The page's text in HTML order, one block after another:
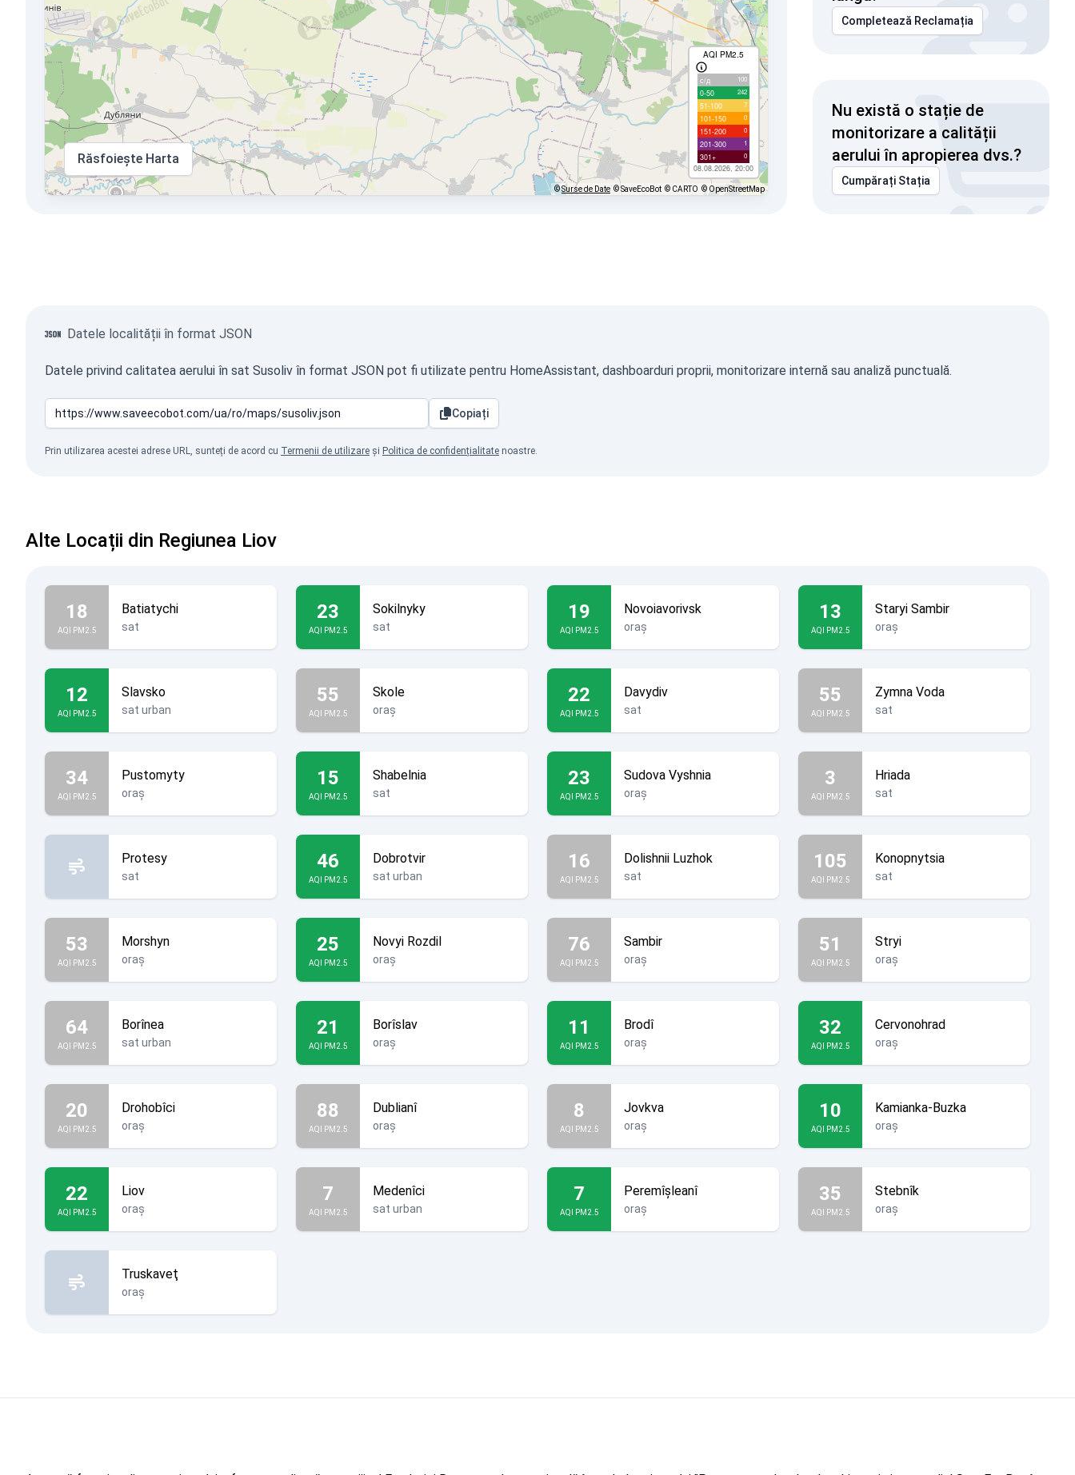
AQI PM2.5
с/д 100
0-50 242
51-100 7
101-150 0
151-200 0
201-300 1
301+ 0
08.08.2026, 20:00
Răsfoiește Harta
©Surse de Date © SaveEcoBot © CARTO © OpenStreetMap
Completează Reclamația
Nu există o stație de
monitorizare a calității
aerului în apropierea dvs.?
Cumpărați Stația
Datele localității în format JSON
Datele privind calitatea aerului în sat Susoliv în format JSON pot fi utilizate pentru HomeAssistant, dashboarduri proprii, monitorizare internă sau analiză punctuală.
Copiați
Prin utilizarea acestei adrese URL, sunteți de acord cu Termenii de utilizare și Politica de confidențialitate noastre.
Alte Locații din Regiunea Liov
18
AQI PM2.5
Batiatychi
sat
23
AQI PM2.5
Sokilnyky
sat
19
AQI PM2.5
Novoiavorivsk
oraș
13
AQI PM2.5
Staryi Sambir
oraș
12
AQI PM2.5
Slavsko
sat urban
55
AQI PM2.5
Skole
oraș
22
AQI PM2.5
Davydiv
sat
55
AQI PM2.5
Zymna Voda
sat
34
AQI PM2.5
Pustomyty
oraș
15
AQI PM2.5
Shabelnia
sat
23
AQI PM2.5
Sudova Vyshnia
oraș
3
AQI PM2.5
Hriada
sat
Protesy
sat
46
AQI PM2.5
Dobrotvir
sat urban
16
AQI PM2.5
Dolishnii Luzhok
sat
105
AQI PM2.5
Konopnytsia
sat
53
AQI PM2.5
Morshyn
oraș
25
AQI PM2.5
Novyi Rozdil
oraș
76
AQI PM2.5
Sambir
oraș
51
AQI PM2.5
Stryi
oraș
64
AQI PM2.5
Borînea
sat urban
21
AQI PM2.5
Borîslav
oraș
11
AQI PM2.5
Brodî
oraș
32
AQI PM2.5
Cervonohrad
oraș
20
AQI PM2.5
Drohobîci
oraș
88
AQI PM2.5
Dublianî
oraș
8
AQI PM2.5
Jovkva
oraș
10
AQI PM2.5
Kamianka-Buzka
oraș
22
AQI PM2.5
Liov
oraș
7
AQI PM2.5
Medenîci
sat urban
7
AQI PM2.5
Peremîșleanî
oraș
35
AQI PM2.5
Stebnîk
oraș
Truskaveţ
oraș